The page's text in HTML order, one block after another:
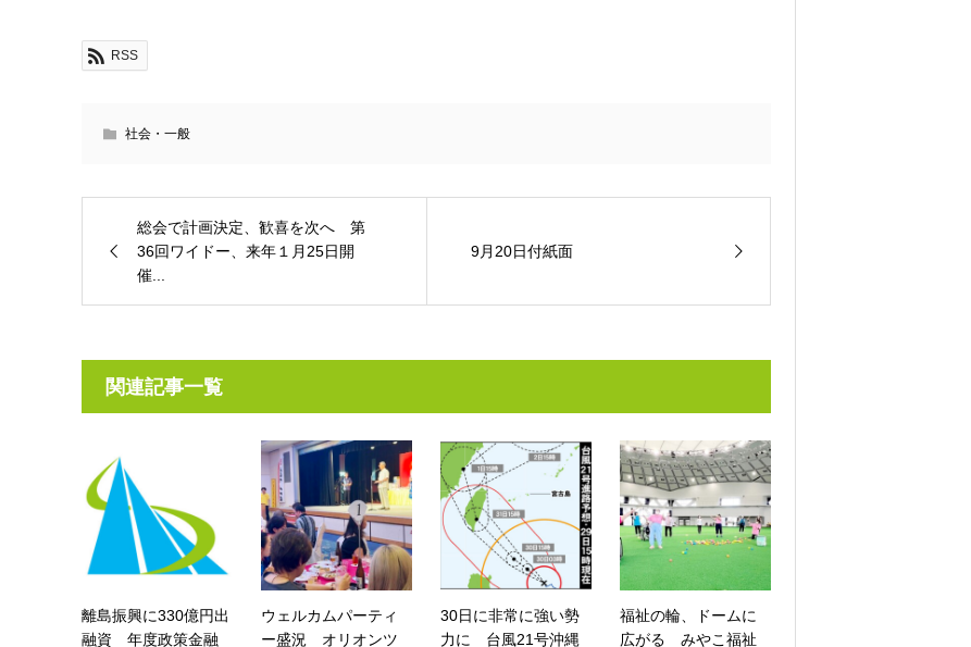
RSS
社会・一般
総会で計画決定、歓喜を次へ 第
36回ワイドー、来年１月25日開
催...
9月20日付紙面
関連記事一覧
離島振興に330億円出
融資 年度政策金融
ウェルカムパーティ
ー盛況 オリオンツ
30日に非常に強い勢
力に 台風21号沖縄
福祉の輪、ドームに
広がる みやこ福祉